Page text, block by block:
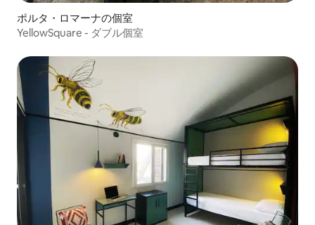
ポルタ・ロマーナの個室
YellowSquare - ダブル個室